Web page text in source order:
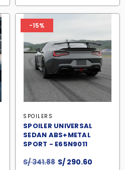
-15%
SPOILERS
SPOILER UNIVERSAL
SEDAN ABS+METAL
SPORT - E65N9011
S/341.88 El
S/ 290.60